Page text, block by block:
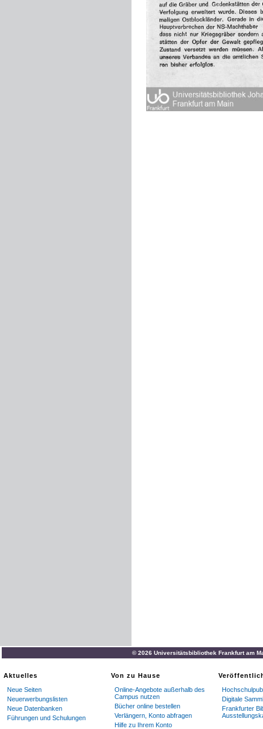
© 2026 Universitätsbibliothek Frankfurt am
Aktuelles
Neue Seiten
Neuerwerbungslisten
Neue Datenbanken
Führungen und Schulungen
Von zu Hause
Online-Angebote außerhalb des
Campus nutzen
Bücher online bestellen
Verlängern, Konto abfragen
Hilfe zu Ihrem Konto
Digitale
Frankfurter